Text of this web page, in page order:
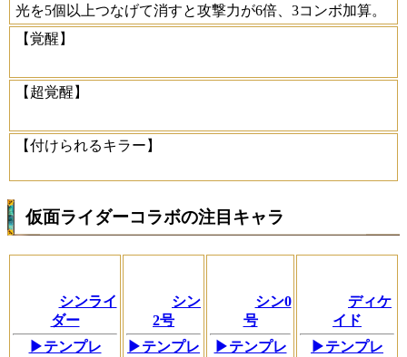
光を5個以上つなげて消すと攻撃力が6倍、3コンボ加算。
【覚醒】
【超覚醒】
【付けられるキラー】
仮面ライダーコラボの注目キャラ
シンライ
ダー
▶テンプレ
シン
2号
▶テンプレ
シン0
号
▶テンプレ
ディケ
イド
▶テンプレ